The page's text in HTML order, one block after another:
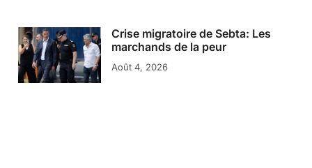
Crise migratoire de Sebta: Les
marchands de la peur
Août 4, 2026